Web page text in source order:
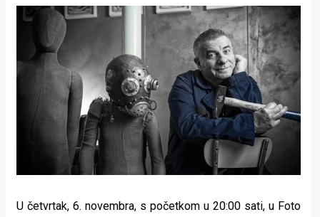
Kultura
Lifestyle
Beauty
Fashion
Zdravlje
Život
U četvrtak, 6. novembra, s početkom u 20:00 sati, u Foto